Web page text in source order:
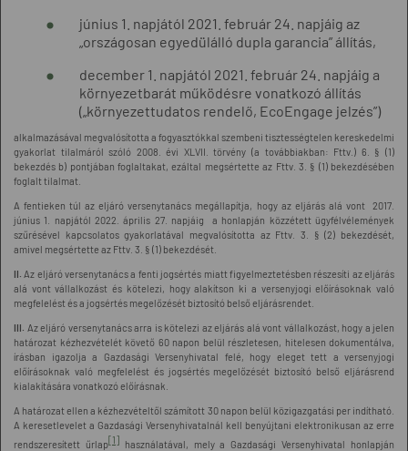
június 1. napjától 2021. február 24. napjáig az
„országosan egyedülálló dupla garancia” állítás,
december 1. napjától 2021. február 24. napjáig a
környezetbarát működésre vonatkozó állítás
(„környezettudatos rendelő, EcoEngage jelzés”)
alkalmazásával megvalósította a fogyasztókkal szembeni tisztességtelen kereskedelmi
gyakorlat tilalmáról szóló 2008. évi XLVII. törvény (a továbbiakban: Fttv.) 6. § (1)
bekezdés b) pontjában foglaltakat, ezáltal megsértette az Fttv. 3. § (1) bekezdésében
foglalt tilalmat.
A fentieken túl az eljáró versenytanács megállapítja, hogy az eljárás alá vont 2017.
június 1. napjától 2022. április 27. napjáig a honlapján közzétett ügyfélvélemények
szűrésével kapcsolatos gyakorlatával megvalósította az Fttv. 3. § (2) bekezdését,
amivel megsértette az Fttv. 3. § (1) bekezdését.
II. Az eljáró versenytanács a fenti jogsértés miatt figyelmeztetésben részesíti az eljárás
alá vont vállalkozást és kötelezi, hogy alakítson ki a versenyjogi előírásoknak való
megfelelést és a jogsértés megelőzését biztosító belső eljárásrendet.
III. Az eljáró versenytanács arra is kötelezi az eljárás alá vont vállalkozást, hogy a jelen
határozat kézhezvételét követő 60 napon belül részletesen, hitelesen dokumentálva,
írásban igazolja a Gazdasági Versenyhivatal felé, hogy eleget tett a versenyjogi
előírásoknak való megfelelést és jogsértés megelőzését biztosító belső eljárásrend
kialakítására vonatkozó előírásnak.
A határozat ellen a kézhezvételtől számított 30 napon belül közigazgatási per indítható.
A keresetlevelet a Gazdasági Versenyhivatalnál kell benyújtani elektronikusan az erre
rendszeresített űrlap[1]használatával, mely a Gazdasági Versenyhivatal honlapján